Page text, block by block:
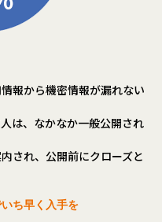
報から機密情報が漏れない
は、なかなか一般公開され
され、公開前にクローズと
ち早く入手を